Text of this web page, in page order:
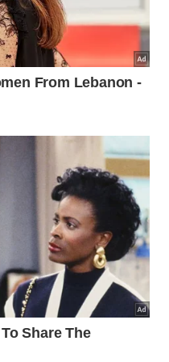
brutais de
dos herbívoros
presas colossais
uma tarefa inútil. Por
ataques
letaiscom